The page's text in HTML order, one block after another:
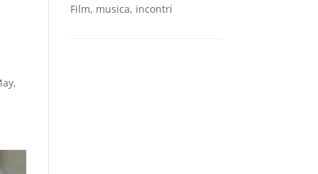
Film, musica, incontri